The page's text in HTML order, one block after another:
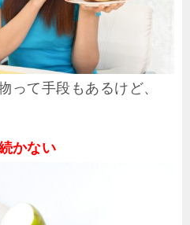
って手段もあるけど、
かない